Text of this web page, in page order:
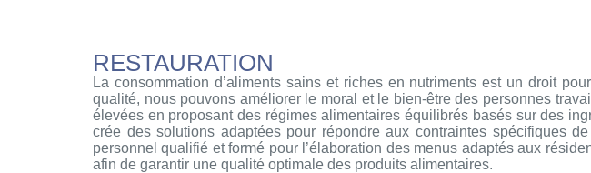
RESTAURATION
La consommation d’aliments sains et riches en nutriments est un droit
qualité, nous pouvons améliorer le moral et le bien-être des personnes
élevées en proposant des régimes alimentaires équilibrés basés sur des
crée des solutions adaptées pour répondre aux contraintes spécifiques
personnel qualifié et formé pour l’élaboration des menus adaptés aux
afin de garantir une qualité optimale des produits alimentaires.